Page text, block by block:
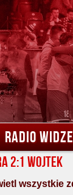
RADIO
2:1 Wojtek
wszystkie